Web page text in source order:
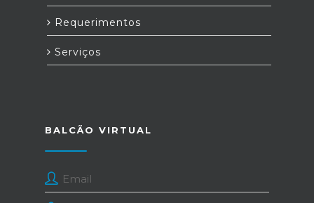
Requerimentos
Serviços
BALCÃO VIRTUAL